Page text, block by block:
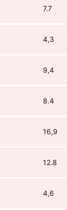
7.7
4,3
9,4
8.4
16,9
12.8
4,6